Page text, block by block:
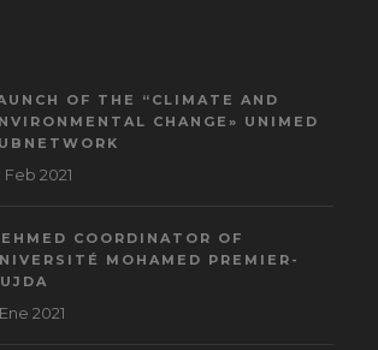
OF THE “CLIMATE AND
CHANGE» UNIMED
Feb 2021
COORDINATOR OF
MOHAMED PREMIER-
Ene 2021